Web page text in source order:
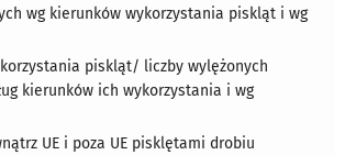
wg kierunków wykorzystania piskląt i wg
piskląt/ liczby wylężonych
kierunków ich wykorzystania i wg
UE i poza UE pisklętami drobiu